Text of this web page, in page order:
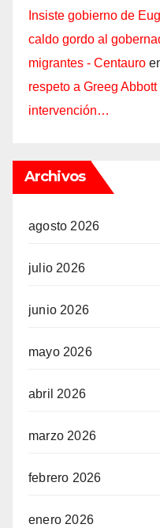
Insiste gobierno de
caldo gordo al
migrantes - Centauro
respeto a Greeg
intervención…
Archivos
agosto 2026
julio 2026
junio 2026
mayo 2026
abril 2026
marzo 2026
febrero 2026
enero 2026